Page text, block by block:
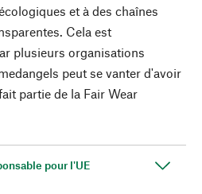
et à des chaînes
Cela est
plusieurs organisations
peut se vanter d'avoir
partie de la Fair Wear
pour l'UE